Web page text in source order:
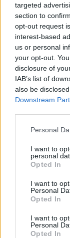
targeted
section to
opt-out request
interest-based
us or personal
your opt-out.
disclosure of
IAB’s list of
also be
Downstream
Please note
not limited to
grant or deny
use your data
consent section.
Personal
I want to
personal
Opted In
I want to
Personal
Opted In
I want to
Personal
Opted In
EXTRA
Ha nem
Fejezd
cipőkkel!